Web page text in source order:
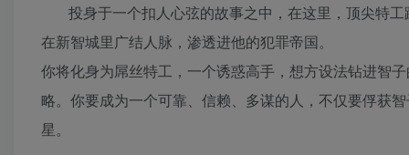
投身于一个扣人心弦的故事之中，在这里，顶尖特
在新智城里广结人脉，渗透进他的犯罪帝国。
你将化身为屌丝特工，一个诱惑高手，想方设法钻进智
略。你要成为一个可靠、信赖、多谋的人，不仅要俘获
星。